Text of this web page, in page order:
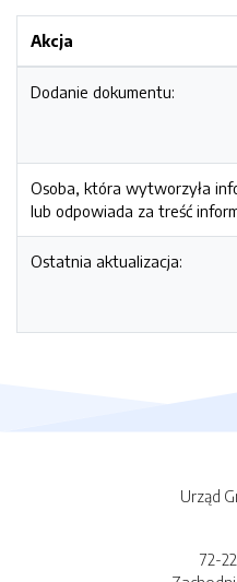
Akcja
Dodanie dokumentu:
Osoba, która wytworzyła
lub odpowiada za treść
Ostatnia aktualizacja:
Urząd
72-